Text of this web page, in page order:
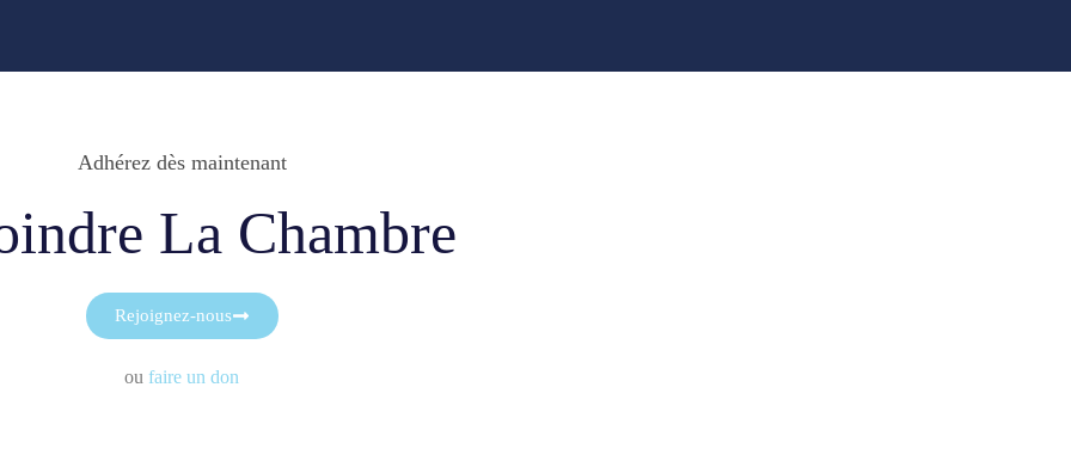
Adhérez dès maintenant
La Chambre
Rejoignez-nous
ou faire un don